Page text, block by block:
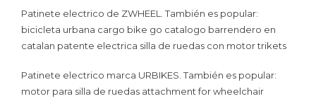
Patinete electrico de ZWHEEL. También es popular:
bicicleta urbana cargo bike go catalogo barrendero en
catalan patente electrica silla de ruedas con motor trikets
Patinete electrico marca URBIKES. También es popular:
motor para silla de ruedas attachment for wheelchair